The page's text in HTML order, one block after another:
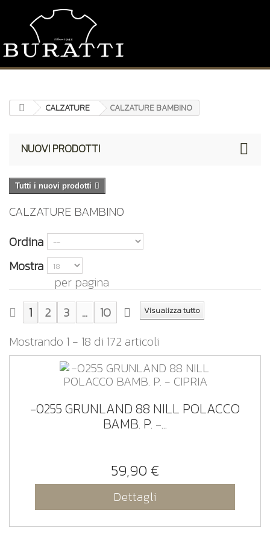
CALZATURE CALZATURE BAMBINO
NUOVI PRODOTTI
Tutti i nuovi prodotti
CALZATURE BAMBINO
Ordina
Mostra
per pagina
Visualizza tutto
1 2 3 ...
10
Mostrando 1 - 18 di 172 articoli
-0255 GRUNLAND 88 NILL POLACCO
BAMB. P. -...
59,90 €
Dettagli